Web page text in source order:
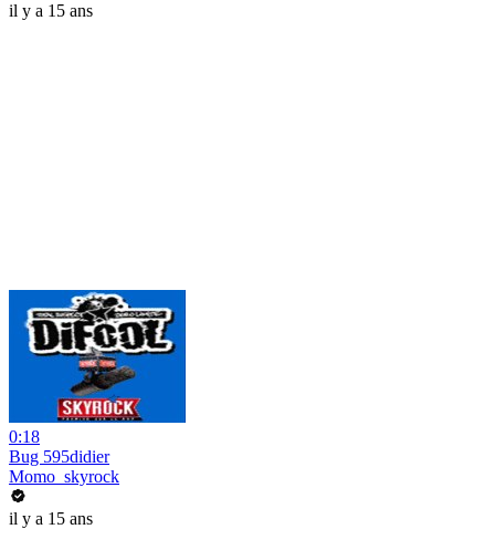
il y a 15 ans
0:18
Bug 595didier
Momo_skyrock
il y a 15 ans